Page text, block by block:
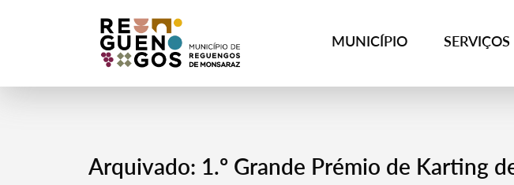
MUNICÍPIO SERVIÇOS
Arquivado: 1.º Grande Prémio de Karting